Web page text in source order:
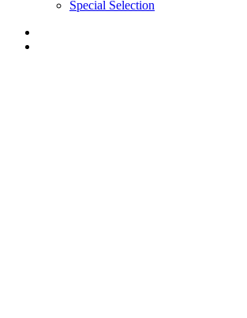
Special Selection